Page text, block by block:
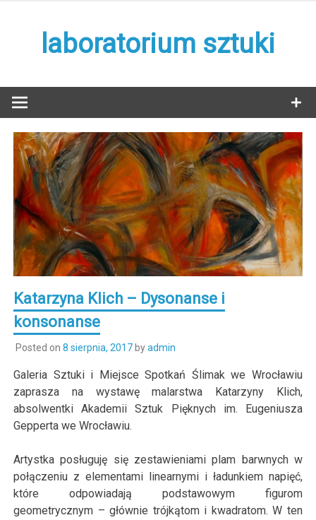
laboratorium sztuki
Katarzyna Klich – Dysonanse i
konsonanse
Posted on 8 sierpnia, 2017byadmin
Galeria Sztuki i Miejsce Spotkań Ślimakwe Wrocławiu
zaprasza na wystawę malarstwa Katarzyny Klich,
absolwentki Akademii Sztuk Pięknych im. Eugeniusza
Gepperta we Wrocławiu.
Artystka posługuję się zestawieniami plam barwnych w
połączeniu z elementami linearnymi i ładunkiem napięć,
które odpowiadają podstawowym figurom
geometrycznym – głównie trójkątom i kwadratom. W ten